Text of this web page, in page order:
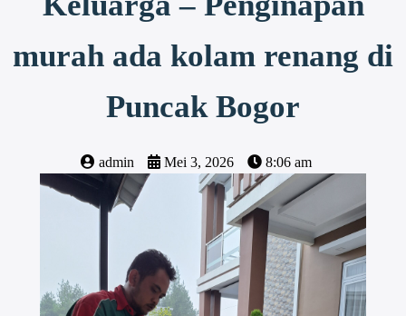
murah ada kolam renang di
Puncak Bogor
admin Mei 3, 2026 8:06 am